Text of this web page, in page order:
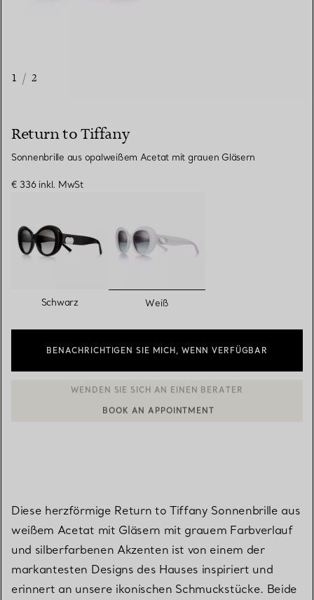
1 / 2
Return to Tiffany
Sonnenbrille aus opalweißem Acetat mit grauen Gläsern
€ 336 inkl. MwSt
Schwarz ausgewählt
Weiß
BENACHRICHTIGEN SIE MICH, WENN VERFÜGBAR
EINEN KUNDENBERATER KONTAKTIEREN ODER EINEN
Diese herzförmige Return to Tiffany Sonnenbrille aus
weißem Acetat mit Gläsern mit grauem Farbverlauf
und silberfarbenen Akzenten ist von einem der
markantesten Designs des Hauses inspiriert und
erinnert an unsere ikonischen Schmuckstücke. Beide